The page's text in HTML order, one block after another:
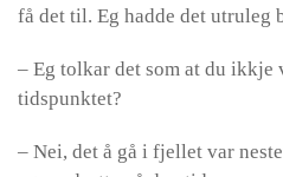
få det til. Eg hadde det utruleg
– Eg tolkar det som at du ikkje
tidspunktet?
– Nei, det å gå i fjellet var